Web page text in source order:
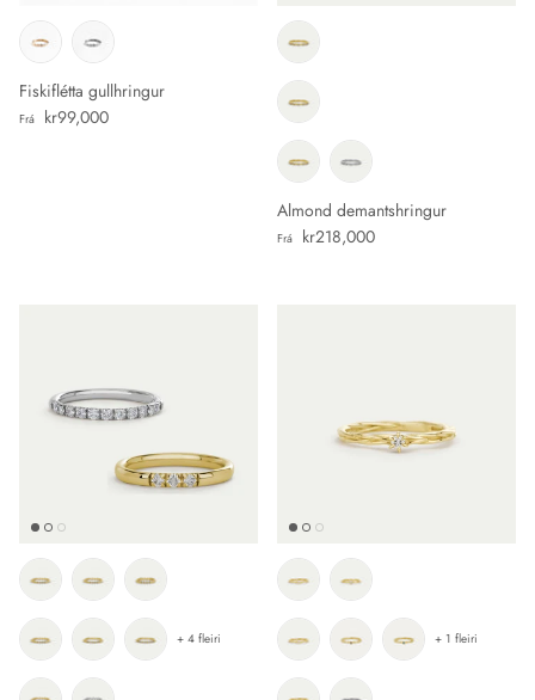
Fiskiflétta gullhringur
Verð
Frá kr99,000
Almond demantshringur
Verð
Frá kr218,000
+ 4 fleiri + 1 fleiri